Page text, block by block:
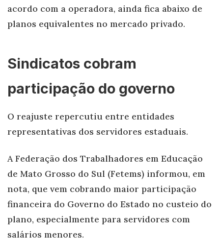
acordo com a operadora, ainda fica abaixo de
planos equivalentes no mercado privado.
Sindicatos cobram
participação do governo
O reajuste repercutiu entre entidades
representativas dos servidores estaduais.
A Federação dos Trabalhadores em Educação
de Mato Grosso do Sul (Fetems) informou, em
nota, que vem cobrando maior participação
financeira do Governo do Estado no custeio do
plano, especialmente para servidores com
salários menores.